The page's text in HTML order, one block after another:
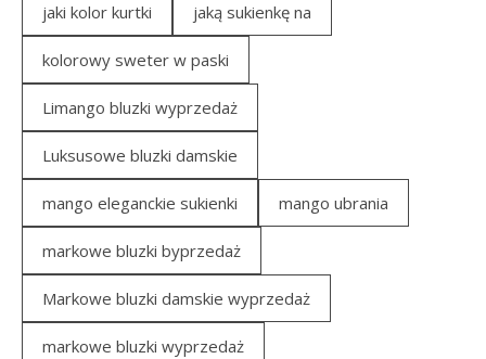
jaki kolor kurtki jaką sukienkę na
kolorowy sweter w paski
Limango bluzki wyprzedaż
Luksusowe bluzki damskie
mango eleganckie sukienki mango ubrania
markowe bluzki byprzedaż
Markowe bluzki damskie wyprzedaż
markowe bluzki wyprzedaż